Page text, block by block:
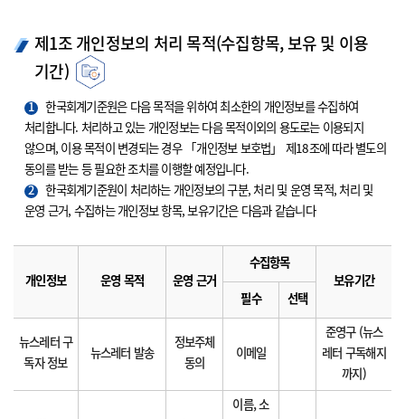
제1조 개인정보의 처리 목적(수집항목, 보유 및 이용
기간)
1
한국회계기준원은 다음 목적을 위하여 최소한의 개인정보를 수집하여
처리합니다. 처리하고 있는 개인정보는 다음 목적이외의 용도로는 이용되지
않으며, 이용 목적이 변경되는 경우 「개인정보 보호법」 제18조에 따라 별도의
동의를 받는 등 필요한 조치를 이행할 예정입니다.
2
한국회계기준원이 처리하는 개인정보의 구분, 처리 및 운영 목적, 처리 및
운영 근거, 수집하는 개인정보 항목, 보유기간은 다음과 같습니다
개인정보 운영 목적 운영 근거
수집항목
보유기간
필수
선택
뉴스레터 구
독자 정보
뉴스레터 발송
정보주체
동의
이메일
준영구 (뉴스
레터 구독해지
까지)
이름, 소